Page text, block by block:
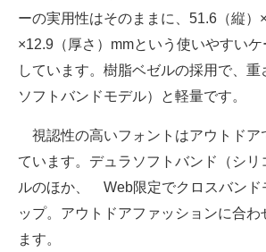
ーの実用性はそのままに、51.6（縦）
×12.9（厚さ）mmという使いやすい
しています。樹脂ベゼルの採用で、重
ソフトバンドモデル）と軽量です。
視認性の高いフォントはアウトドア
ています。デュラソフトバンド（シリ
ルのほか、 Web限定でクロスバンド
ップ。アウトドアファッションに合わ
ます。